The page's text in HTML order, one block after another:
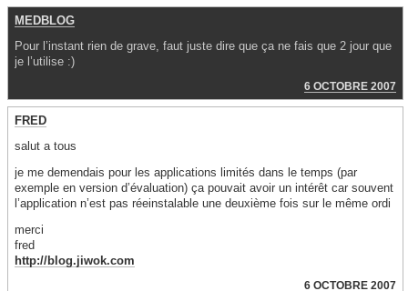
MEDBLOG
Pour l’instant rien de grave, faut juste dire que ça ne fais que 2 jour que
je l’utilise :)
6 OCTOBRE 2007
FRED
salut a tous
je me demendais pour les applications limités dans le temps (par
exemple en version d’évaluation) ça pouvait avoir un intérêt car souvent
l’application n’est pas réeinstalable une deuxième fois sur le même ordi
merci
fred
http://blog.jiwok.com
6 OCTOBRE 2007